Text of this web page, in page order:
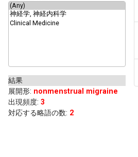
結果
展開形: nonmenstrual migraine
出現頻度: 3
対応する略語の数: 2